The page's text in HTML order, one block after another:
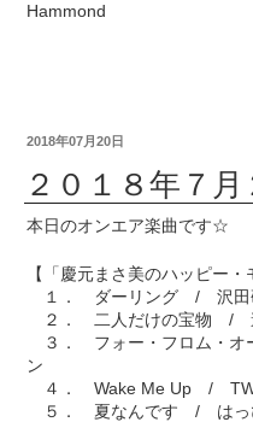
Hammond
2018年07月20日
２０１８年７月
本日のオンエア楽曲です☆
【「慶元まさ美のハッピー
１． ダーリング / 沢田
２． 二人だけの宝物 /
３． フォー・フロム・
ン
４． Wake Me Up /
５． 夏なんです / はっ